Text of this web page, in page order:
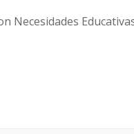
Necesidades